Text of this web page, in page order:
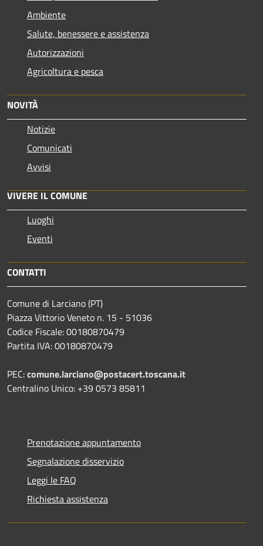
Ambiente
Salute, benessere e assistenza
Autorizzazioni
Agricoltura e pesca
NOVITÀ
Notizie
Comunicati
Avvisi
VIVERE IL COMUNE
Luoghi
Eventi
CONTATTI
Comune di Larciano (PT)
Piazza Vittorio Veneto n. 15 - 51036
Codice Fiscale: 00180870479
Partita IVA: 00180870479
PEC:comune.larciano@postacert.toscana.it
Centralino Unico: +39 0573 85811
Prenotazione appuntamento
Segnalazione disservizio
Leggi le FAQ
Richiesta assistenza